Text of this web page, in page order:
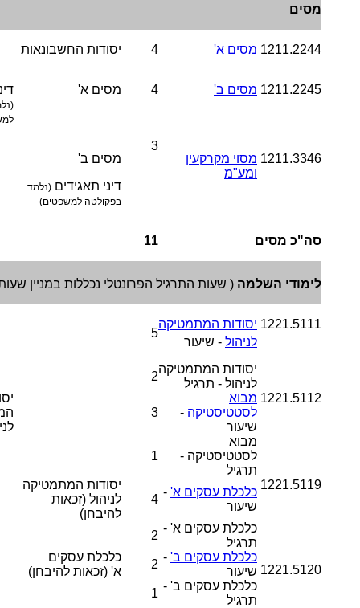
מסים
1211.2244 מסים א' 4 יסודות החשבונאות
1211.2245 מסים ב' 4 מסים א'
1211.3346 מסוי מקרקעין
ומע"מ
3
מסים ב'
דיני תאגידים (נלמד
בפקולטה למשפטים)
סה"כ מסים 11
לימודי השלמה ( שעות התרגיל הפרונטלי נכללות במניין
1221.5111 יסודות המתמטיקה
לניהול - שיעור
5
יסודות המתמטיקה
לניהול - תרגיל
2
1221.5112 מבוא
לסטטיסטיקה -
שיעור
3
מבוא
לסטטיסטיקה -
תרגיל
1
1221.5119
כלכלת עסקים א' -
שיעור
4
יסודות המתמטיקה
לניהול (זכאות
להיבחן)
כלכלת עסקים א' -
תרגיל
2
1221.5120
כלכלת עסקים ב' -
שיעור
2
כלכלת עסקים
א' (זכאות להיבחן)
כלכלת עסקים ב' -
תרגיל
1